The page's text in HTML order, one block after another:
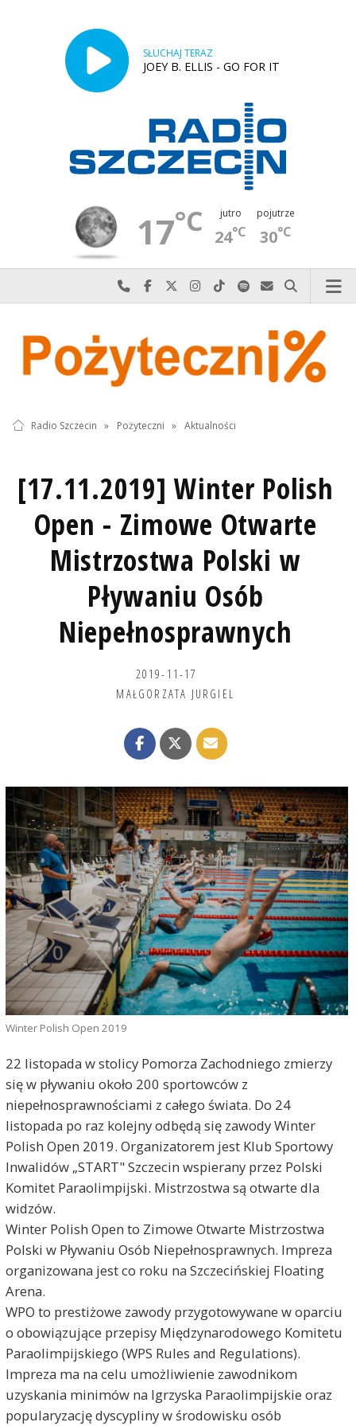
SŁUCHAJ TERAZ
JOEY B. ELLIS - GO FOR IT
17°C jutro
24°C
pojutrze
30°C
Najlepiej po prostu do nas zadzwoń
Odwiedź nas na Facebook-u
Odwiedź nas na X
Odwiedź nas na Instagram-ie
Odwiedź nas na TikTok-u
Szukaj nas na Spotify
Wyślij do nas
Szukaj
Radio Szczecin » Pożyteczni » Aktualności
[17.11.2019] Winter Polish
Open - Zimowe Otwarte
Mistrzostwa Polski w
Pływaniu Osób
Niepełnosprawnych
2019-11-17
MAŁGORZATA JURGIEL
Winter Polish Open 2019
22 listopada w stolicy Pomorza Zachodniego zmierzy
się w pływaniu około 200 sportowców z
niepełnosprawnościami z całego świata. Do 24
listopada po raz kolejny odbędą się zawody Winter
Polish Open 2019. Organizatorem jest Klub Sportowy
Inwalidów „START" Szczecin wspierany przez Polski
Komitet Paraolimpijski. Mistrzostwa są otwarte dla
widzów.
Winter Polish Open to Zimowe Otwarte Mistrzostwa
Polski w Pływaniu Osób Niepełnosprawnych. Impreza
organizowana jest co roku na Szczecińskiej Floating
Arena.
WPO to prestiżowe zawody przygotowywane w oparciu
o obowiązujące przepisy Międzynarodowego Komitetu
Paraolimpijskiego (WPS Rules and Regulations).
Impreza ma na celu umożliwienie zawodnikom
uzyskania minimów na Igrzyska Paraolimpijskie oraz
popularyzację dyscypliny w środowisku osób